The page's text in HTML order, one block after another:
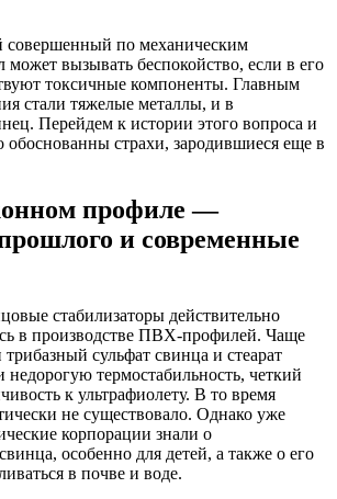
совершенный по механическим
может вызывать беспокойство, если в его
токсичные компоненты. Главным
стали тяжелые металлы, и в
Перейдем к истории этого вопроса и
обоснованны страхи, зародившиеся еще в
профиле —
и современные
стабилизаторы действительно
в производстве ПВХ-профилей. Чаще
трибазный сульфат свинца и стеарат
термостабильность, четкий
к ультрафиолету. В то время
не существовало. Однако уже
корпорации знали о
особенно для детей, а также о его
в почве и воде.